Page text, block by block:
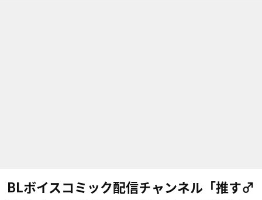
BLボイスコミック配信チャンネル「推す♂